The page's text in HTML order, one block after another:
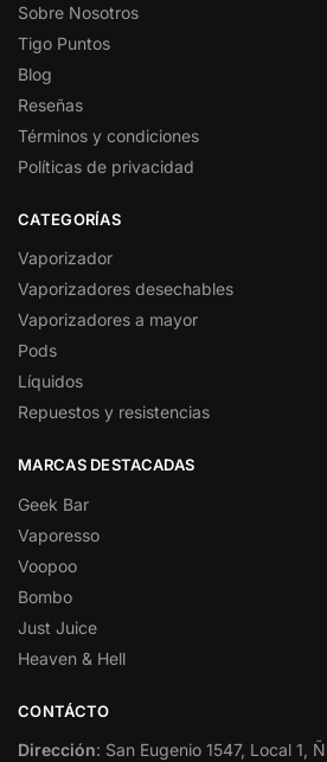
Sobre Nosotros
Tigo Puntos
Blog
Reseñas
Términos y condiciones
Políticas de privacidad
CATEGORÍAS
Vaporizador
Vaporizadores desechables
Vaporizadores a mayor
Pods
Líquidos
Repuestos y resistencias
MARCAS DESTACADAS
Geek Bar
Vaporesso
Voopoo
Bombo
Just Juice
Heaven & Hell
CONTÁCTO
Dirección: San Eugenio 1547, Local 1,